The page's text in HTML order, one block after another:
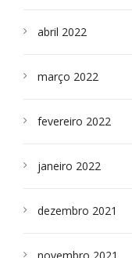
abril 2022
março 2022
fevereiro 2022
janeiro 2022
dezembro 2021